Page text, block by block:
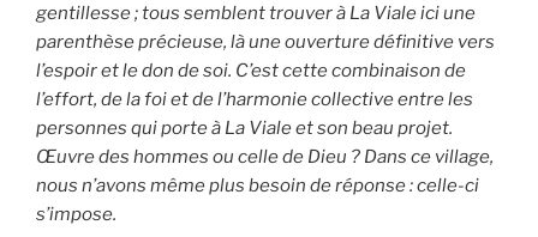
gentillesse ; tous semblent trouver à La Viale ici une
parenthèse précieuse, là une ouverture définitive vers
l’espoir et le don de soi. C’est cette combinaison de
l’effort, de la foi et de l’harmonie collective entre les
personnes qui porte à La Viale et son beau projet.
Œuvre des hommes ou celle de Dieu ? Dans ce village,
nous n’avons même plus besoin de réponse : celle-ci
s’impose.